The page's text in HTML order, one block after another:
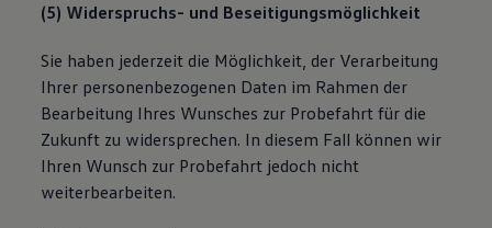
(5) Widerspruchs- und Beseitigungsmöglichkeit
Sie haben jederzeit die Möglichkeit, der Verarbeitung
Ihrer personenbezogenen Daten im Rahmen der
Bearbeitung Ihres Wunsches zur Probefahrt für die
Zukunft zu widersprechen. In diesem Fall können wir
Ihren Wunsch zur Probefahrt jedoch nicht
weiterbearbeiten.